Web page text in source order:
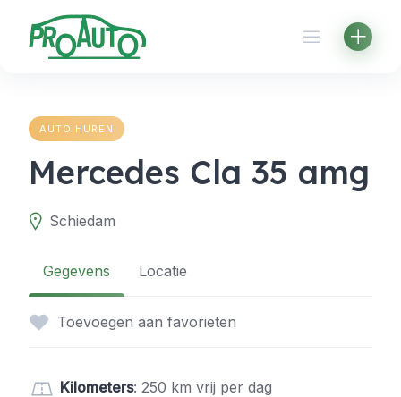
content
AUTO HUREN
Mercedes Cla 35 amg
Schiedam
Gegevens Locatie
Toevoegen aan favorieten
Kilometers: 250 km vrij per dag